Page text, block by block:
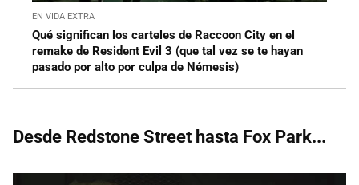
EN VIDA EXTRA
Qué significan los carteles de Raccoon City en el
remake de Resident Evil 3 (que tal vez se te hayan
pasado por alto por culpa de Némesis)
Desde Redstone Street hasta Fox Park...